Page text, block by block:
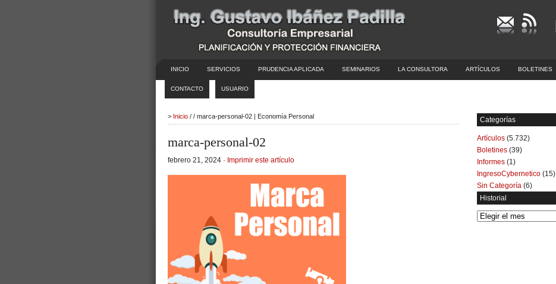
INICIO SERVICIOS PRUDENCIA APLICADA SEMINARIOS LA CONSULTORA ARTÍCULOS BOLETINES
CONTACTO USUARIO
> Inicio / / marca-personal-02 | Economía Personal
marca-personal-02
febrero 21, 2024 · Imprimir este artículo
Categorías
Artículos (5.732)
Boletines (39)
Informes (1)
IngresoCybernetico (15)
Sin Categoría (6)
Historial
Historial